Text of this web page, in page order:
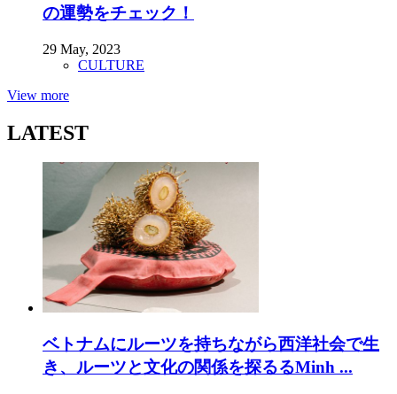
の運勢をチェック！
29 May, 2023
CULTURE
View more
LATEST
ベトナムにルーツを持ちながら西洋社会で生
き、ルーツと文化の関係を探るるMinh ...